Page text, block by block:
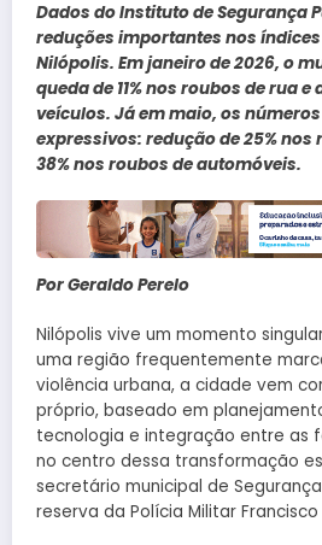
Dados do Instituto de Segurança
reduções importantes nos
Nilópolis. Em janeiro de 2026, o
queda de 11% nos roubos de rua e
veículos. Já em maio, os
expressivos: redução de 25% nos
38% nos roubos de automóveis.
Por Geraldo Perelo
Nilópolis vive um momento
uma região frequentemente
violência urbana, a cidade vem
próprio, baseado em
tecnologia e integração entre as
no centro dessa transformação
secretário municipal de
reserva da Polícia Militar Francisco